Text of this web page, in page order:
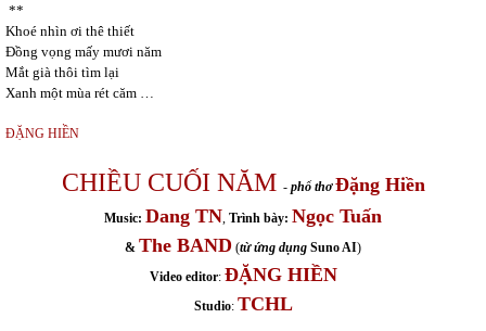
**
Khoé nhìn ơi thê thiết
Đồng vọng mấy mươi năm
Mắt già thôi tìm lại
Xanh một mùa rét căm …
ĐẶNG HIỀN
CHIỀU CUỐI NĂM - phổ thơ Đặng Hiền
Music: Dang TN, Trình bày: Ngọc Tuấn
& The BAND (từ ứng dụng Suno AI)
Video editor: ĐẶNG HIỀN
Studio: TCHL